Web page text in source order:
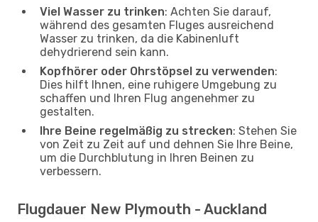
Viel Wasser zu trinken: Achten Sie darauf,
während des gesamten Fluges ausreichend
Wasser zu trinken, da die Kabinenluft
dehydrierend sein kann.
Kopfhörer oder Ohrstöpsel zu verwenden:
Dies hilft Ihnen, eine ruhigere Umgebung zu
schaffen und Ihren Flug angenehmer zu
gestalten.
Ihre Beine regelmäßig zu strecken: Stehen Sie
von Zeit zu Zeit auf und dehnen Sie Ihre Beine,
um die Durchblutung in Ihren Beinen zu
verbessern.
Flugdauer New Plymouth - Auckland